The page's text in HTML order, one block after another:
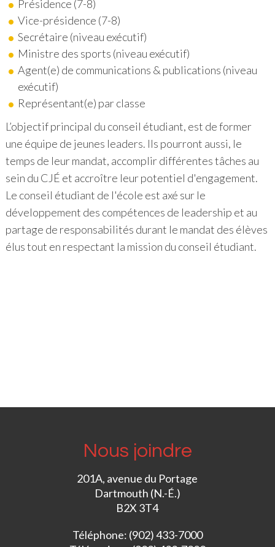
Présidence (7-8)
Vice-présidence (7-8)
Secrétaire (niveau exécutif)
Ministre des sports (niveau exécutif)
Agent(e) de communications & publications (niveau
exécutif)
Représentant(e) par classe
L’objectif principal du conseil étudiant, est de former
une équipe de jeunes leaders. Ils pourront aussi, le
temps de leur mandat, accomplir différentes tâches au
sein du CJÉ et accroître leur potentiel d'engagement.
Le conseil étudiant de l'école est axé sur le
développement des compétences de leadership et au
partage de responsabilités durant le mandat des élèves
élus tout en respectant la mission du conseil étudiant.
Nous joindre
201A, avenue du Portage
Dartmouth (N.-É.)
B2X 3T4
Téléphone: (902) 433-7000